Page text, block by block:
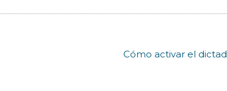
Cómo activar el